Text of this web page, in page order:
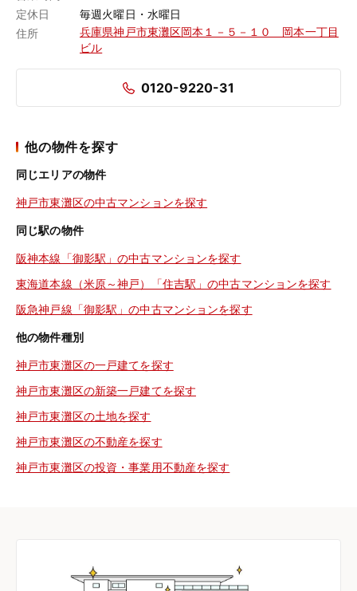
定休日
毎週火曜日・水曜日
住所
兵庫県神戸市東灘区岡本１－５－１０ 岡本一丁目
ビル
0120-9220-31
他の物件を探す
同じエリアの物件
神戸市東灘区の中古マンションを探す
同じ駅の物件
阪神本線「御影駅」の中古マンションを探す
東海道本線（米原～神戸）「住吉駅」の中古マンションを探す
阪急神戸線「御影駅」の中古マンションを探す
他の物件種別
神戸市東灘区の一戸建てを探す
神戸市東灘区の新築一戸建てを探す
神戸市東灘区の土地を探す
神戸市東灘区の不動産を探す
神戸市東灘区の投資・事業用不動産を探す